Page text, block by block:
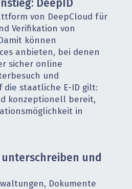
DeepID
von DeepCloud für
Verifikation von
können
anbieten, bei denen
sicher online
und
die staatliche E-ID gilt:
konzeptionell bereit,
in
und
Dokumente